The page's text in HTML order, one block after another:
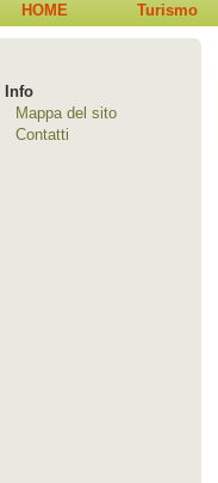
HOME Turismo
Info
Mappa del sito
Contatti